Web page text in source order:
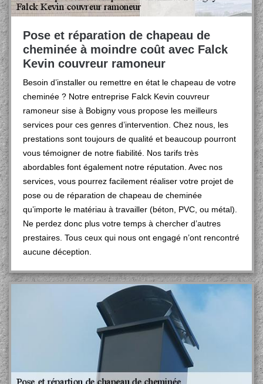
Pose et réparation de chapeau de
cheminée à moindre coût avec Falck
Kevin couvreur ramoneur
Besoin d’installer ou remettre en état le chapeau de votre
cheminée ? Notre entreprise Falck Kevin couvreur
ramoneur sise à Bobigny vous propose les meilleurs
services pour ces genres d’intervention. Chez nous, les
prestations sont toujours de qualité et beaucoup pourront
vous témoigner de notre fiabilité. Nos tarifs très
abordables font également notre réputation. Avec nos
services, vous pourrez facilement réaliser votre projet de
pose ou de réparation de chapeau de cheminée
qu’importe le matériau à travailler (béton, PVC, ou métal).
Ne perdez donc plus votre temps à chercher d’autres
prestaires. Tous ceux qui nous ont engagé n’ont rencontré
aucune déception.